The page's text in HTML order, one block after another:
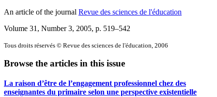
An article of the journal Revue des sciences de l'éducation
Volume 31, Number 3, 2005, p. 519–542
Tous droits réservés © Revue des sciences de l'éducation, 2006
Browse the articles in this issue
La raison d’être de l’engagement professionnel chez des
enseignantes du primaire selon une perspective existentielle